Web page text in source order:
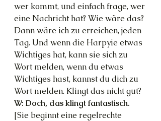
wer kommt, und einfach frage, wer
eine Nachricht hat? Wie wäre das?
Dann wäre ich zu erreichen, jeden
Tag. Und wenn die Harpyie etwas
Wichtiges hat, kann sie sich zu
Wort melden, wenn du etwas
Wichtiges hast, kannst du dich zu
Wort melden. Klingt das nicht gut?
W: Doch, das klingt fantastisch.
[Sie beginnt eine regelrechte